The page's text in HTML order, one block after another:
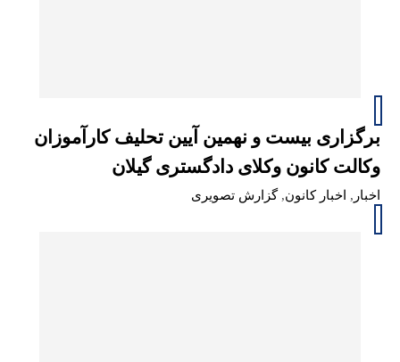
برگزاری بیست و نهمین آیین تحلیف کارآموزان
وکالت کانون وکلای دادگستری گیلان
اخبار , اخبار کانون,گزارش تصویری